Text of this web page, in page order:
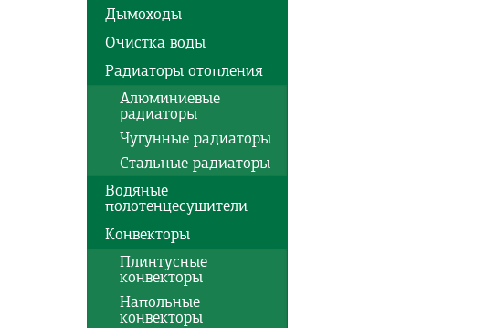
Дымоходы
Очистка воды
Радиаторы отопления
Алюминиевые
радиаторы
Чугунные радиаторы
Стальные радиаторы
Водяные
полотенцесушители
Конвекторы
Плинтусные
конвекторы
Напольные
конвекторы